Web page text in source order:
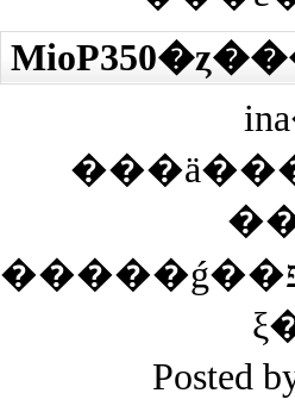
�����ǵ��פ򸫤Ƴڤ���Ǥ��ޤ����������ߡ���ϻȤä����Ȥ�̵���Τ�
Posted